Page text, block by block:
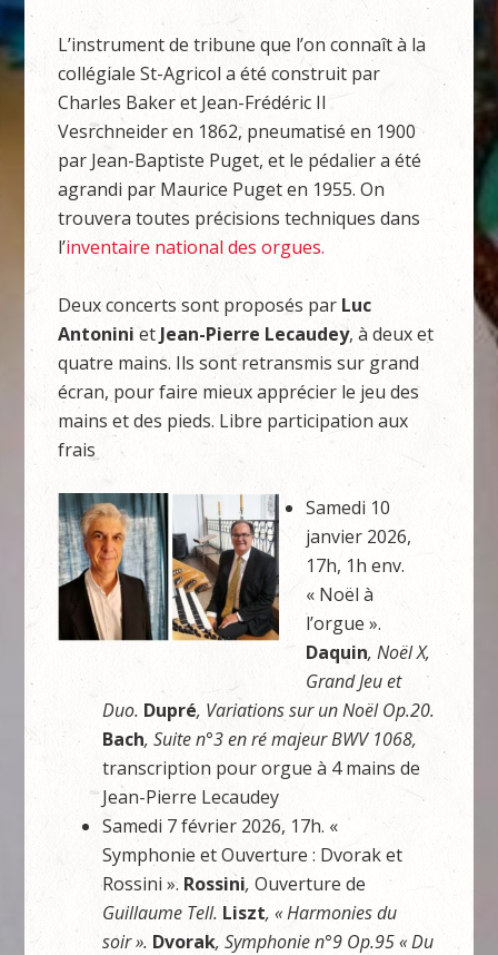
L’instrument de tribune que l’on connaît à la
collégiale St-Agricol a été construit par
Charles Baker et Jean-Frédéric II
Vesrchneider en 1862, pneumatisé en 1900
par Jean-Baptiste Puget, et le pédalier a été
agrandi par Maurice Puget en 1955. On
trouvera toutes précisions techniques dans
l’inventaire national des orgues.
Deux concerts sont proposés par Luc
Antonini et Jean-Pierre Lecaudey, à deux et
quatre mains. Ils sont retransmis sur grand
écran, pour faire mieux apprécier le jeu des
mains et des pieds. Libre participation aux
frais
Samedi 10
janvier 2026,
17h, 1h env.
« Noël à
l’orgue ».
Daquin, Noël X,
Grand Jeu et
Duo. Dupré, Variations sur un Noël Op.20.
Bach, Suite n°3 en ré majeur BWV 1068,
transcription pour orgue à 4 mains de
Jean-Pierre Lecaudey
Samedi 7 février 2026, 17h. «
Symphonie et Ouverture : Dvorak et
Rossini ». Rossini,Ouverture de
Guillaume Tell. Liszt, « Harmonies du
soir ». Dvorak, Symphonie n°9 Op.95 « Du